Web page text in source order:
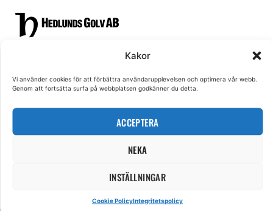
Kakor
Vi använder cookies för att förbättra användarupplevelsen och optimera vår webb.
Genom att fortsätta surfa på webbplatsen godkänner du detta.
ACCEPTERA
NEKA
INSTÄLLNINGAR
Cookie PolicyIntegritetspolicy
Hos Hedlunds Golv finns alla typer av golv och tillbehör. Vi har ett stort
Västerås hjälper vår personal dig att hitta rätt golv och ger dig alla svar du
behöver.